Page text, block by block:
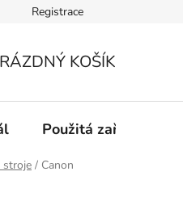
Ochrana osobních údajů
Registrace
KOŠÍK
Použitá zařízení
stroje / Canon